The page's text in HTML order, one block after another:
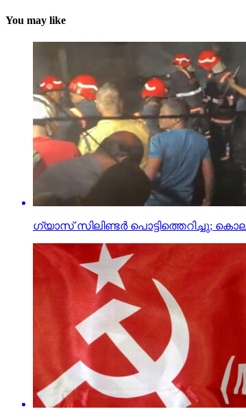
You may like
ഗ്യാസ് സിലിണ്ടര്‍ പൊട്ടിത്തെറിച്ചു;